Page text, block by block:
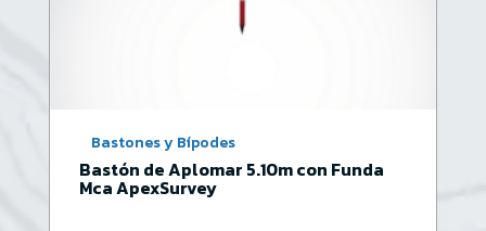
Bastones y Bípodes
Bastón de Aplomar 5.10m con Funda
Mca ApexSurvey